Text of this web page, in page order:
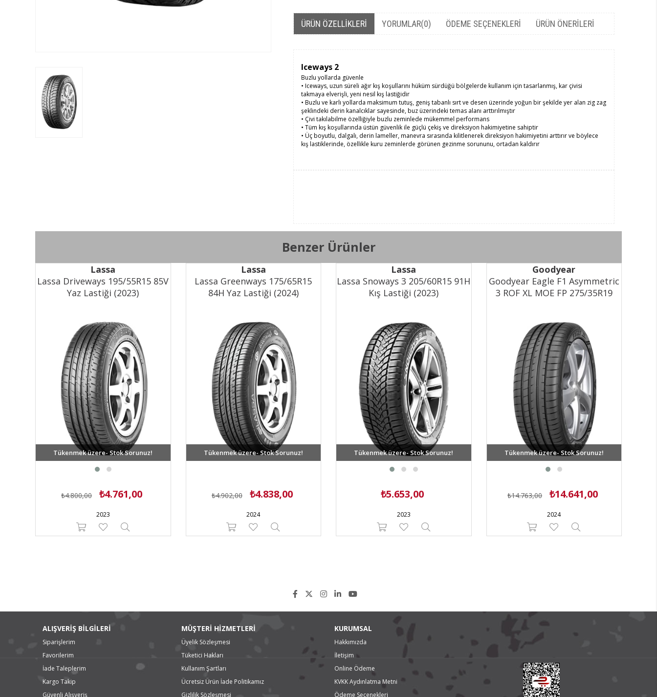
ÜRÜN ÖZELLIKLERI YORUMLAR(0) ÖDEME SEÇENEKLERI ÜRÜN ÖNERILERI
Iceways 2
Buzlu yollarda güvenle
• Iceways, uzun süreli ağır kış koşullarını hüküm sürdüğü bölgelerde kullanım için tasarlanmış, kar çivisi
takmaya elverişli, yeni nesil kış lastiğidir
• Buzlu ve karlı yollarda maksimum tutuş, geniş tabanlı sırt ve desen üzerinde yoğun bir şekilde yer alan zig zag
şeklindeki derin kanalcıklar sayesinde, buz üzerindeki temas alanı arttırılmıştır
• Çivi takılabilme özelliğiyle buzlu zeminlede mükemmel performans
• Tüm kış koşullarında üstün güvenlik ile güçlü çekiş ve direksiyon hakimiyetine sahiptir
• Üç boyutlu, dalgalı, derin lameller, manevra sırasında kilitlenerek direksiyon hakimiyetini arttırır ve böylece
kış lastiklerinde, özellikle kuru zeminlerde görünen gezinme sorununu, ortadan kaldırır
Kesit Oranı / Yanak
82 - 475 kg
T - 190 km/s
E
E
71 dB
Benzer Ürünler
Lassa
Lassa Driveways 195/55R15 85V
Yaz Lastiği (2023)
₺4.761,00
₺4.800,00
Tükenmek üzere- Stok Sorunuz!
2023
Lassa
Lassa Greenways 175/65R15
84H Yaz Lastiği (2024)
₺4.838,00
₺4.902,00
Tükenmek üzere- Stok Sorunuz!
2024
Lassa
Lassa Snoways 3 205/60R15 91H
Kış Lastiği (2023)
₺5.653,00
Tükenmek üzere- Stok Sorunuz!
2023
Goodyear
Goodyear Eagle F1 Asymmetric
3 ROF XL MOE FP 275/35R19
₺14.641,00
₺14.763,00
Tükenmek üzere- Stok Sorunuz!
2024
ALIŞVERİŞ BİLGİLERİ
Siparişlerim
Favorilerim
İade Taleplerim
Kargo Takip
Güvenli Alışveriş
MÜŞTERİ HİZMETLERİ
Üyelik Sözleşmesi
Tüketici Hakları
Kullanım Şartları
Ücretsiz Ürün İade Politikamız
Gizlilik Sözleşmesi
KURUMSAL
Hakkımızda
İletişim
Online Ödeme
KVKK Aydınlatma Metni
Ödeme Seçenekleri